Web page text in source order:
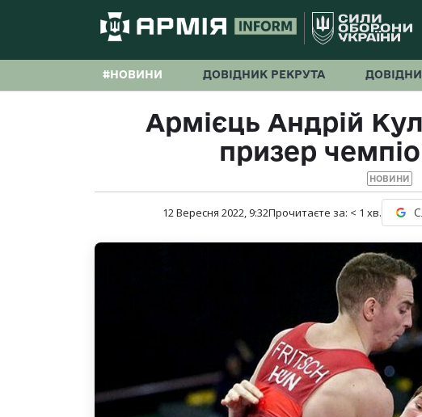
#НОВИНИ ДОВІДНИК РЕКРУТА
Армієць Андрій
призер
НОВИНИ
12 Вересня 2022, 9:32Прочитаєте за: < 1 хв.